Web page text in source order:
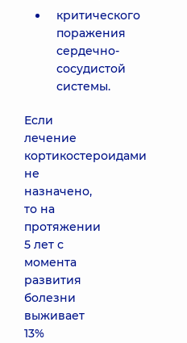
критического
поражения
сердечно-
сосудистой
системы.
Если
лечение
кортикостероидами
не
назначено,
то на
протяжении
5 лет с
момента
развития
болезни
выживает
13%